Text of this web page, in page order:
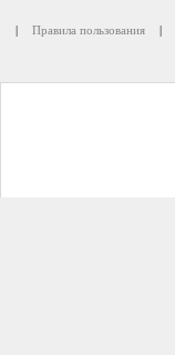
| Правила пользования |